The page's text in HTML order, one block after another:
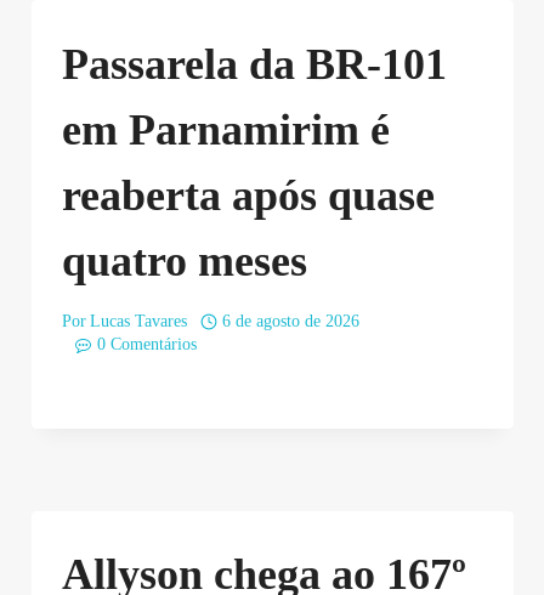
Passarela da BR-101
em Parnamirim é
reaberta após quase
quatro meses
Por Lucas Tavares
6 de agosto de 2026
0 Comentários
Allyson chega ao 167º